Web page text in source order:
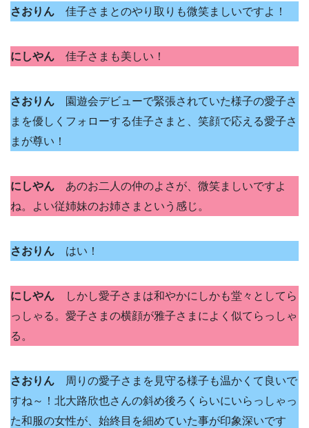
さおりん 佳子さまとのやり取りも微笑ましいですよ！
にしやん 佳子さまも美しい！
さおりん 園遊会デビューで緊張されていた様子の愛子さ
まを優しくフォローする佳子さまと、笑顔で応える愛子さ
まが尊い！
にしやん あのお二人の仲のよさが、微笑ましいですよ
ね。よい従姉妹のお姉さまという感じ。
さおりん はい！
にしやん しかし愛子さまは和やかにしかも堂々としてら
っしゃる。愛子さまの横顔が雅子さまによく似てらっしゃ
る。
さおりん 周りの愛子さまを見守る様子も温かくて良いで
すね～！北大路欣也さんの斜め後ろくらいにいらっしゃっ
た和服の女性が、始終目を細めていた事が印象深いです